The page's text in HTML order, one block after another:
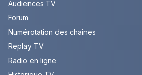
Audiences TV
Forum
Numérotation des chaînes
Replay TV
Radio en ligne